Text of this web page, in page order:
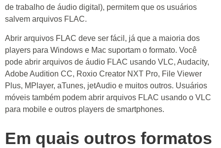
de trabalho de áudio digital), permitem que os usuários
salvem arquivos FLAC.
Abrir arquivos FLAC deve ser fácil, já que a maioria dos
players para Windows e Mac suportam o formato. Você
pode abrir arquivos de áudio FLAC usando VLC, Audacity,
Adobe Audition CC, Roxio Creator NXT Pro, File Viewer
Plus, MPlayer, aTunes, jetAudio e muitos outros. Usuários
móveis também podem abrir arquivos FLAC usando o VLC
para mobile e outros players de smartphones.
Em quais outros formatos